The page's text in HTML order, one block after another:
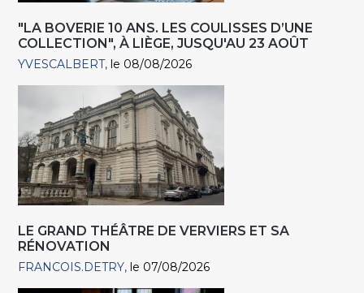
"LA BOVERIE 10 ANS. LES COULISSES D’UNE
COLLECTION", À LIÈGE, JUSQU'AU 23 AOÛT
YVESCALBERT le 08/08/2026
LE GRAND THÉÂTRE DE VERVIERS ET SA
RÉNOVATION
FRANCOIS.DETRY le 07/08/2026